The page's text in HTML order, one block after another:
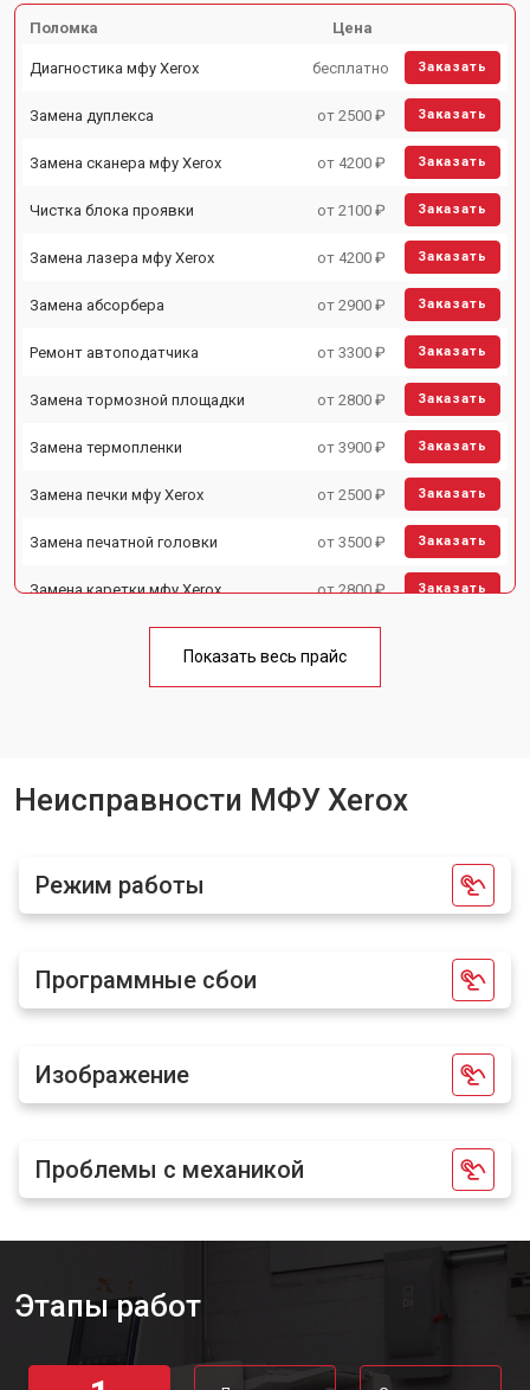
Поломка Цена
Диагностика мфу Xerox бесплатно Заказать
Замена дуплекса от 2500 ₽ Заказать
Замена сканера мфу Xerox от 4200 ₽ Заказать
Чистка блока проявки от 2100 ₽ Заказать
Замена лазера мфу Xerox от 4200 ₽ Заказать
Замена абсорбера от 2900 ₽ Заказать
Ремонт автоподатчика от 3300 ₽ Заказать
Замена тормозной площадки от 2800 ₽ Заказать
Замена термопленки от 3900 ₽ Заказать
Замена печки мфу Xerox от 2500 ₽ Заказать
Замена печатной головки от 3500 ₽ Заказать
Замена каретки мфу Xerox от 2800 ₽ Заказать
Замена блока питания от 2500 ₽
Показать весь прайс
Неисправности МФУ Xerox
Режим работы
Программные сбои
Изображение
Проблемы с механикой
Этапы работ